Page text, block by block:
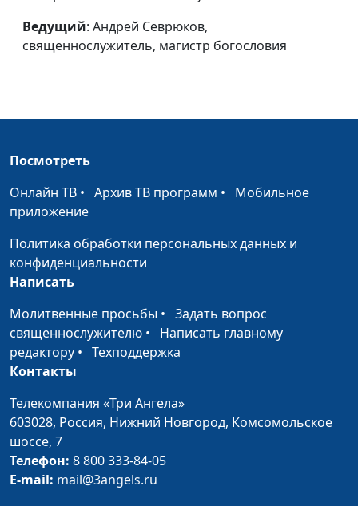
священнослужитель,
магистр богословия
магистр богословия
Спасение и единство
магистр богословия
священнослужитель,
Божьей
священнослужитель,
магистр богословия
Дарованные и
возможности
магистр богословия
Обретение мудрого
сердца
Ведущий: Андрей Севрюков,
священнослужитель, магистр богословия
Посмотреть
Онлайн ТВ • Архив ТВ программ • Мобильное
приложение
Политика обработки персональных данных и
конфиденциальности
Написать
Молитвенные просьбы • Задать вопрос
священнослужителю • Написать главному
редактору • Техподдержка
Контакты
Телекомпания «Три Ангела»
603028, Россия, Нижний Новгород, Комсомольское
шоссе, 7
Телефон: 8 800 333-84-05
E-mail: mail@3angels.ru